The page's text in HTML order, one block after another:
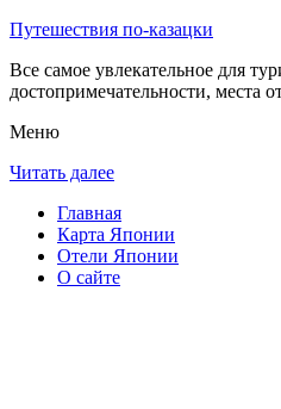
Путешествия по-казацки
Все самое увлекательное для
достопримечательности, места
Меню
Читать далее
Главная
Карта Японии
Отели Японии
О сайте